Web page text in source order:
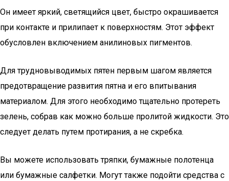
Он имеет яркий, светящийся цвет, быстро окрашивается
при контакте и прилипает к поверхностям. Этот эффект
обусловлен включением анилиновых пигментов.
Для трудновыводимых пятен первым шагом является
предотвращение развития пятна и его впитывания
материалом. Для этого необходимо тщательно протереть
зелень, собрав как можно больше пролитой жидкости. Это
следует делать путем протирания, а не скребка.
Вы можете использовать тряпки, бумажные полотенца
или бумажные салфетки. Могут также подойти средства с